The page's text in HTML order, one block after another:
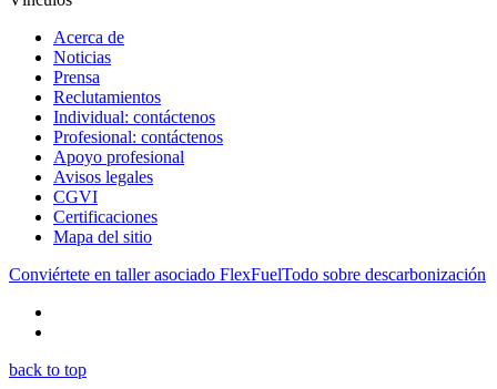
Acerca de
Noticias
Prensa
Reclutamientos
Individual: contáctenos
Profesional: contáctenos
Apoyo profesional
Avisos legales
CGVI
Certificaciones
Mapa del sitio
Conviértete en taller asociado FlexFuelTodo sobre descarbonización
back to top